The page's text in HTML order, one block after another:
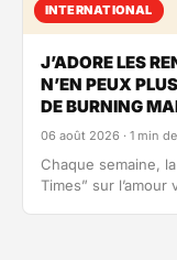
INTERNATIONAL
J’ADORE LES
N’EN PEUX
DE BURNING
06 août 2026 · 1 min
Chaque semaine,
Times” sur